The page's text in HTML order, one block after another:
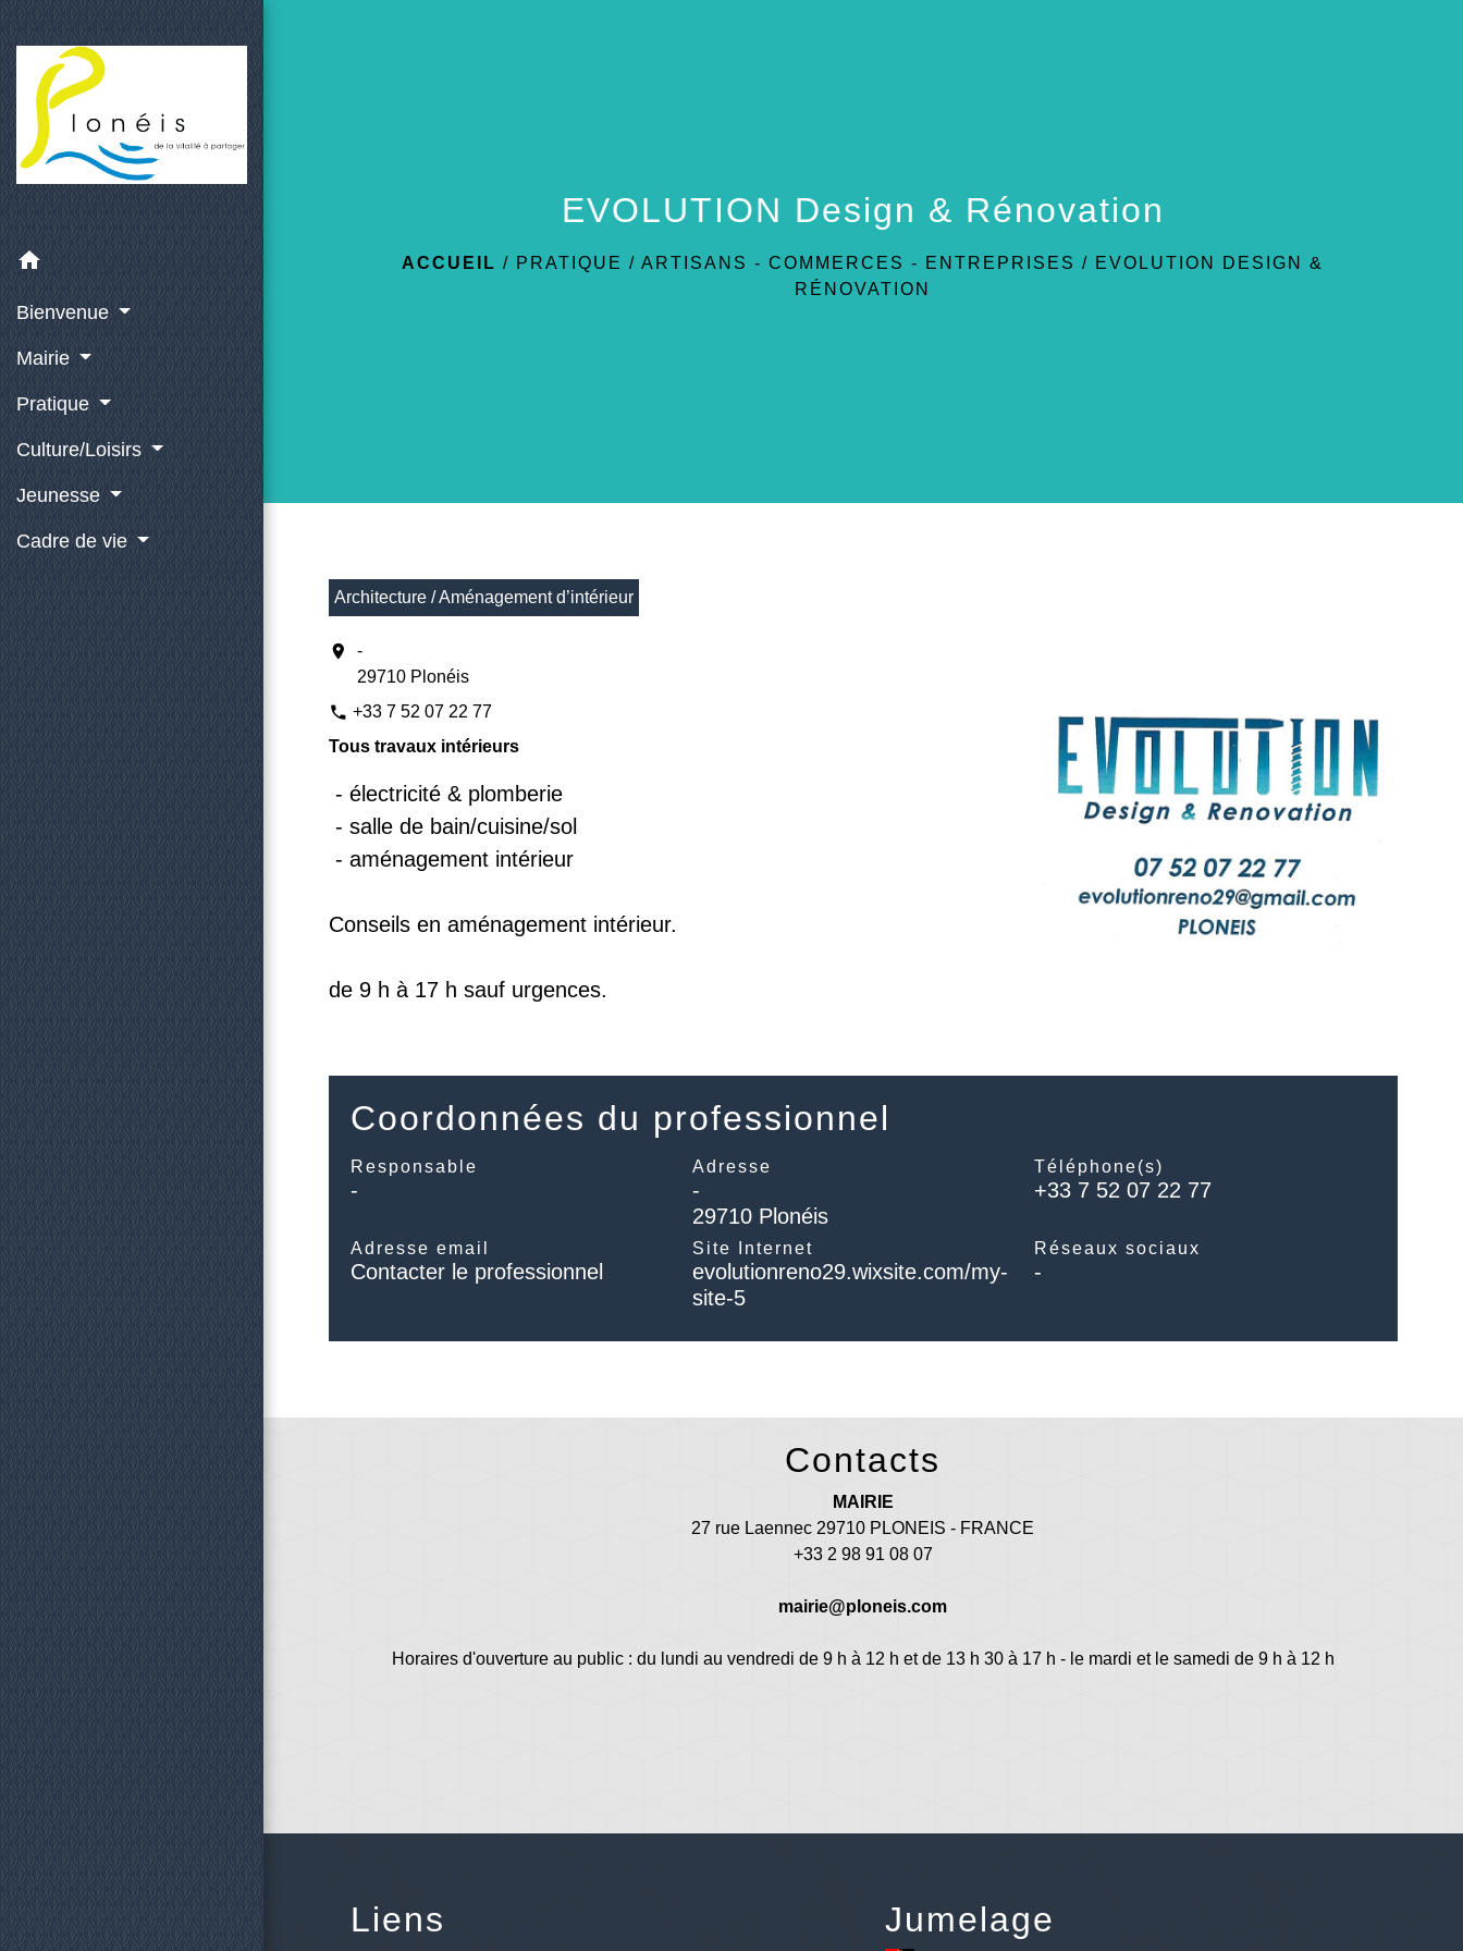
home
Bienvenue
Mairie
Pratique
Culture/Loisirs
Jeunesse
Cadre de vie
EVOLUTION Design & Rénovation
ACCUEIL / PRATIQUE /ARTISANS - COMMERCES - ENTREPRISES / EVOLUTION DESIGN &
RÉNOVATION
Architecture / Aménagement d’intérieur
location_on
-
29710 Plonéis
phone +33 7 52 07 22 77
Tous travaux intérieurs
- électricité & plomberie
- salle de bain/cuisine/sol
- aménagement intérieur
Conseils en aménagement intérieur.
de 9 h à 17 h sauf urgences.
Coordonnées du professionnel
Responsable
-
Adresse
-
29710 Plonéis
Téléphone(s)
+33 7 52 07 22 77
Adresse email
Contacter le professionnel
Site Internet
evolutionreno29.wixsite.com/my-
site-5
Réseaux sociaux
-
Contacts
MAIRIE
27 rue Laennec 29710 PLONEIS - FRANCE
+33 2 98 91 08 07
mairie@ploneis.com
Horaires d'ouverture au public : du lundi au vendredi de 9 h à 12 h et de 13 h 30 à 17 h - le mardi et le samedi de 9 h à 12 h
Liens Jumelage